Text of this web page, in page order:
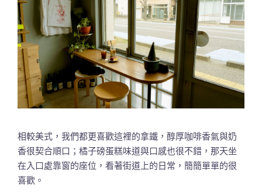
相較美式，我們都更喜歡這裡的拿鐵，醇厚咖啡香氣與奶
香很契合順口；橘子磅蛋糕味道與口感也很不錯，那天坐
在入口處靠窗的座位，看著街道上的日常，簡簡單單的很
喜歡。